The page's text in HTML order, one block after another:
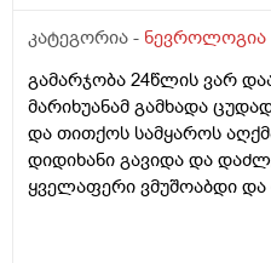
კატეგორია - ნევროლოგია
გამარჯობა 24წლის ვარ
მარიხუანამ გამხადა
და თითქოს სამყაროს
დიდიხანი გავიდა და
ყველაფერი ვმუშოაბდი
თითქოს სამყაროს აღქმა